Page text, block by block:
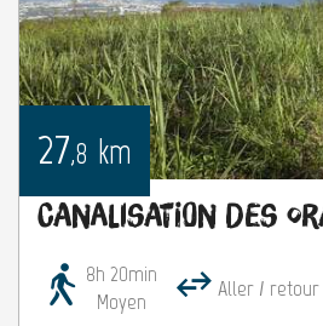
27,8 km
Canalisation des
8h 20min
Moyen
Aller / retour